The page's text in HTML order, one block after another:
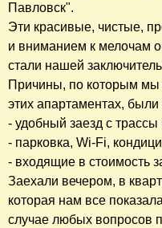
Павловск".
Эти красивые, чистые,
и вниманием к мелочам
стали нашей
Причины, по которым мы
этих апартаментах,
- удобный заезд с
- парковка, Wi-Fi,
- входящие в стоимость
Заехали вечером, в
которая нам все
случае любых вопросов